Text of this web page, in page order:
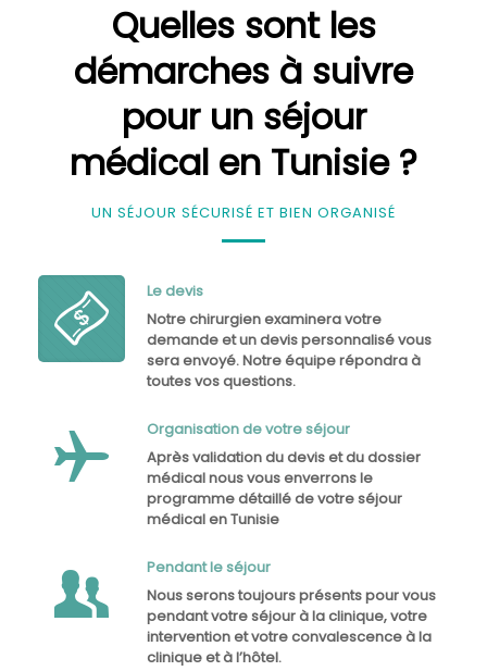
Quelles sont les
démarches à suivre
pour un séjour
médical en Tunisie ?
UN SÉJOUR SÉCURISÉ ET BIEN ORGANISÉ
Le devis
Notre chirurgien examinera votre
demande et un devis personnalisé vous
sera envoyé. Notre équipe répondra à
toutes vos questions.
Organisation de votre séjour
Après validation du devis et du dossier
médical nous vous enverrons le
programme détaillé de votre séjour
médical en Tunisie
Pendant le séjour
Nous serons toujours présents pour vous
pendant votre séjour à la clinique, votre
intervention et votre convalescence à la
clinique et à l’hôtel.